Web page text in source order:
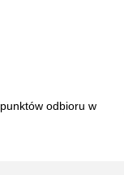
odbioru w